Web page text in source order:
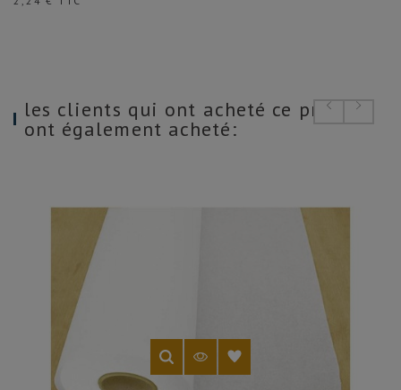
les clients qui ont acheté ce produit
ont également acheté: